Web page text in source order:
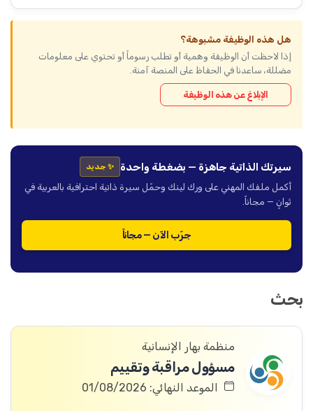
هل هذه الوظيفة مشبوهة؟
إذا لاحظت أن الوظيفة وهمية أو تطلب رسوماً أو تحتوي على معلومات
مضللة، ساعدنا في الحفاظ على المنصة آمنة.
الإبلاغ عن هذه الوظيفة
سيرتك الذاتية جاهزة — بضغطة واحدة ✨ جديد
أكمل ملفك المهني على ورك لينك وحمّل سيرة ذاتية احترافية بالعربية في
ثوانٍ — مجاناً.
جرّب الآن — مجاناً
بحث
منظمة بهار الإنسانية
مسؤول مراقبة وتقييم
الموعد النهائي: 01/08/2026